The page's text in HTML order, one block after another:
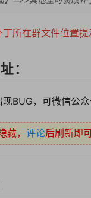
所在群文件位置提
：
BUG，可微信公
藏， 评论后刷新即